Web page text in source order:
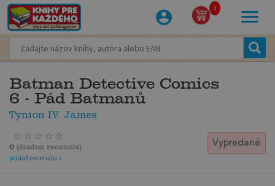
0
Batman Detective Comics
6 - Pád Batmanů
Tynion IV. James
Vypredané
0 (žiadna recenzia)
pridať recenziu »